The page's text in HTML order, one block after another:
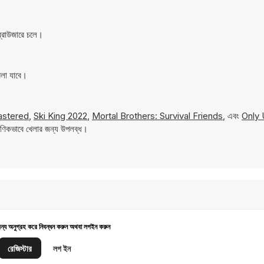
চলে।
যাবে।
, Ski King 2022, Mortal Brothers: Survival Friends, এবং Only
খেলার জন্য উপলব্ধ।
অনুগ্রহ করে নিবন্ধন করুন অথবা লগইন করুন
রেজিস্টার লগ ইন